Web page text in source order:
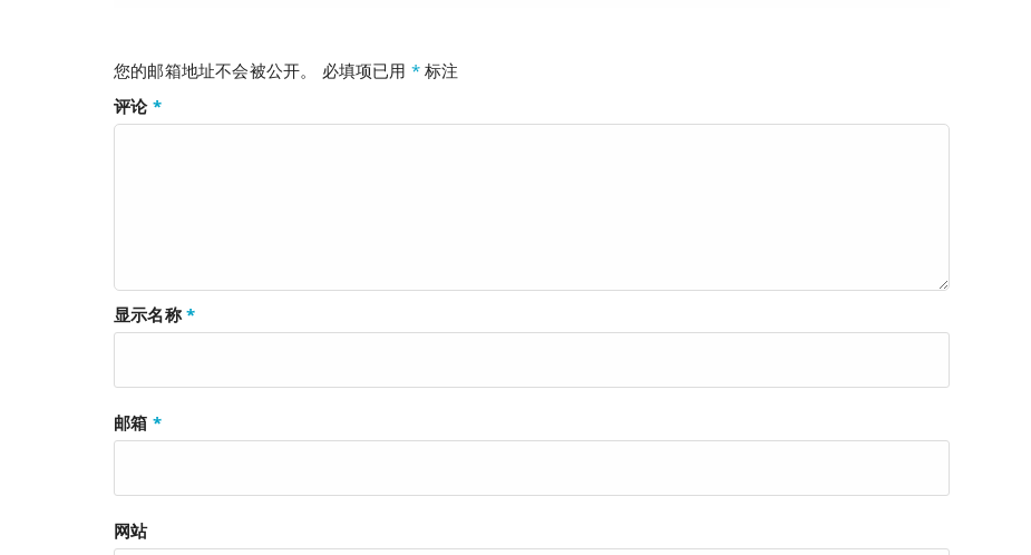
您的邮箱地址不会被公开。 必填项已用 * 标注
评论 *
显示名称*
邮箱 *
网站